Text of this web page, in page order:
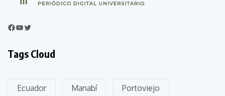
Tags Cloud
Ecuador Manabí Portoviejo